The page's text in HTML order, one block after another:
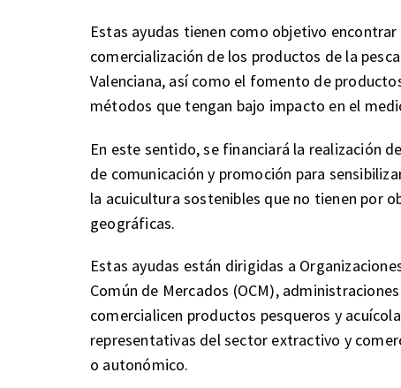
Estas ayudas tienen como objetivo
comercialización de los productos de la
Valenciana, así como el fomento de
métodos que tengan bajo impacto en el
En este sentido, se financiará la realización
de comunicación y promoción para
la acuicultura sostenibles que no tienen por
geográficas.
Estas ayudas están dirigidas a
Común de Mercados (OCM),
comercialicen productos pesqueros y
representativas del sector extractivo y
o autonómico.